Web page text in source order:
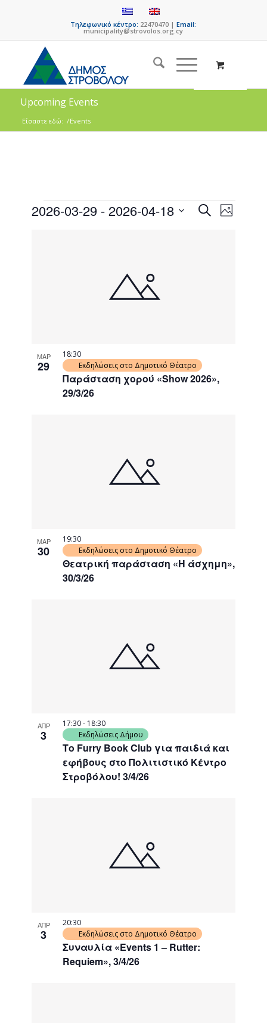
Τηλεφωνικό κέντρο: 22470470 |Email:
municipality@strovolos.org.cy
Upcoming Events
Είσαστε εδώ: /Events
Events
SearchEvent
Views
Photo
2026-03-29 - 2026-04-18
ΜΑΡ
29
Παράσταση χορού «Show 2026»,
29/3/26
18:30
Εκδηλώσεις στο Δημοτικό Θέατρο
ΜΑΡ
30
Θεατρική παράσταση «Η άσχημη»,
30/3/26
19:30
Εκδηλώσεις στο Δημοτικό Θέατρο
ΑΠΡ
3
Το Furry Book Club για παιδιά και
εφήβους στο Πολιτιστικό Κέντρο
Στροβόλου! 3/4/26
17:30- 18:30
Εκδηλώσεις Δήμου
ΑΠΡ
3
Συναυλία «Events 1 – Rutter:
Requiem», 3/4/26
20:30
Εκδηλώσεις στο Δημοτικό Θέατρο